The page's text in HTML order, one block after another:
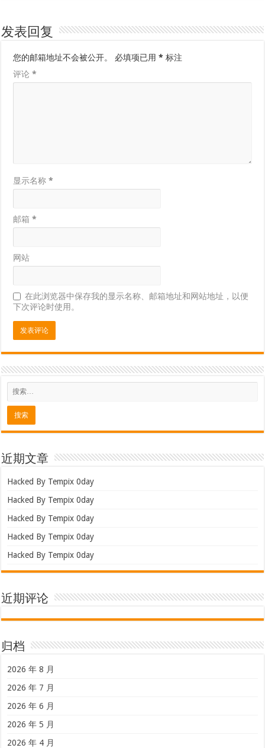
发表回复
您的邮箱地址不会被公开。 必填项已用* 标注
评论*
显示名称*
邮箱*
网站
在此浏览器中保存我的显示名称、邮箱地址和网站地址，以便
下次评论时使用。
近期文章
Hacked By Tempix 0day
Hacked By Tempix 0day
Hacked By Tempix 0day
Hacked By Tempix 0day
Hacked By Tempix 0day
近期评论
归档
2026 年 8 月
2026 年 7 月
2026 年 6 月
2026 年 5 月
2026 年 4 月